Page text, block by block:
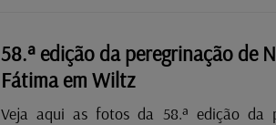
58.ª edição da peregrinação de
Fátima em Wiltz
Veja aqui as fotos da 58.ª edição da